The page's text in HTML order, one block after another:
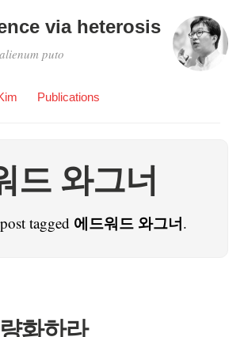
via heterosis
puto
Publications
드 와그너
tagged 에드워드 와그너.
화하라